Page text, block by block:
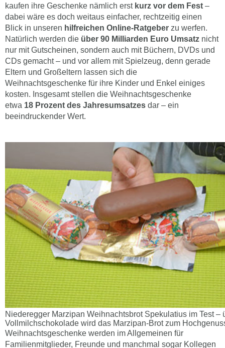
kaufen ihre Geschenke nämlich erst kurz vor dem Fest –
dabei wäre es doch weitaus einfacher, rechtzeitig einen
Blick in unseren hilfreichen Online-Ratgeber zu werfen.
Natürlich werden die über 90 Milliarden Euro Umsatz nicht
nur mit Gutscheinen, sondern auch mit Büchern, DVDs und
CDs gemacht – und vor allem mit Spielzeug, denn gerade
Eltern und Großeltern lassen sich die
Weihnachtsgeschenke für ihre Kinder und Enkel einiges
kosten. Insgesamt stellen die Weihnachtsgeschenke
etwa 18 Prozent des Jahresumsatzes dar – ein
beeindruckender Wert.
Niederegger Marzipan Weihnachtsbrot Spekulatius im Test –
Vollmilchschokolade wird das Marzipan-Brot zum
Weihnachtsgeschenke werden im Allgemeinen für
Familienmitglieder, Freunde und manchmal sogar Kollegen